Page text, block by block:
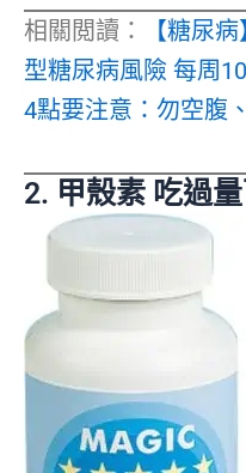
相關閲讀：
【糖尿
型糖尿病風險 每周
4點要注意：勿空腹
2. 甲殼素 吃過